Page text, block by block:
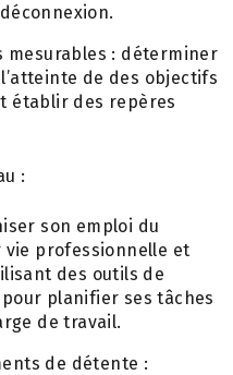
mesurables : déterminer
de des objectifs
établir des repères
:
son emploi du
professionnelle et
des outils de
planifier ses tâches
de travail.
de détente :